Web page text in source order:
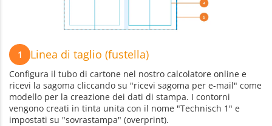
1 Linea di taglio (fustella)
Configura il tubo di cartone nel nostro calcolatore online e
ricevi la sagoma cliccando su "ricevi sagoma per e-mail" come
modello per la creazione dei dati di stampa. I contorni
vengono creati in tinta unita con il nome "Technisch 1" e
impostati su "sovrastampa" (overprint).